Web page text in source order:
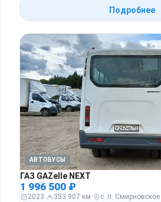
Подробнее
АВТОБУСЫ
ГАЗ GAZelle NEXT
1 996 500 ₽
2023· 353 907 км· с. п. Смирновское